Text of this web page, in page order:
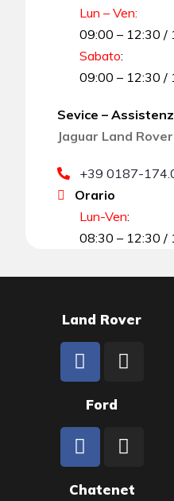
Lun – Ven:
09:00 – 12:30 /
Sabato:
09:00 – 12:30 /
Sevice –
Jaguar Land Rover
+39 0187-
Orario
Lun-Ven:
08:30 – 12:30 /
Land Rover
Ford
Chatenet